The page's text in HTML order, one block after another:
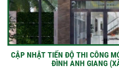
CẬP NHẬT TIẾN ĐỘ THI CÔNG
ĐÌNH ANH GIANG